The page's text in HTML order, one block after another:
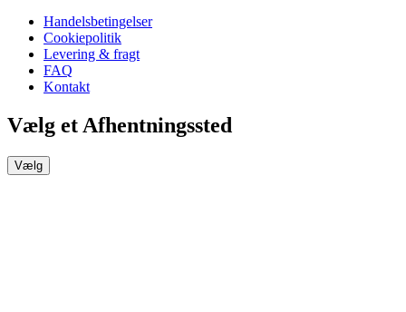
Handelsbetingelser
Cookiepolitik
Levering & fragt
FAQ
Kontakt
Vælg et Afhentningssted
Vælg